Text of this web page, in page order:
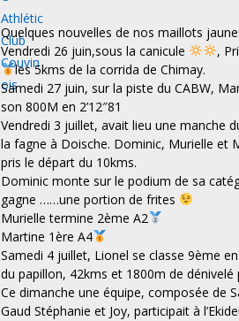
Quelques nouvelles de nos maillots
Vendredi 26 juin,sous la canicule
,
les 5kms de la corrida de Chimay.
Samedi 27 juin, sur la piste du CABW,
son 800M en 2’12″81
Vendredi 3 juillet, avait lieu une manche
la fagne à Doische. Dominic, Murielle et
pris le départ du 10kms.
Dominic monte sur le podium de sa
gagne ……une portion de frites
Murielle termine 2ème A2
Martine 1ère A4
Samedi 4 juillet, Lionel se classe 9ème
du papillon, 42kms et 1800m de dénivelé
Ce dimanche une équipe, composée de
Gaud Stéphanie et Joy, participait à